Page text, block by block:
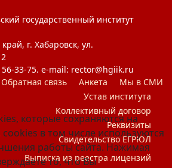
государственный институт
г. Хабаровск, ул.
33-75. e-mail: rector@hgiik.ru
Обратная связь Анкета
Мы в СМИ
Устав института
Коллективный договор
Реквизиты
Свидетельство ЕГРЮЛ
Выписка из реестра лицензий
которые сохраняются на
в том числе используются
работы сайта. Нажимая
то, что Вы